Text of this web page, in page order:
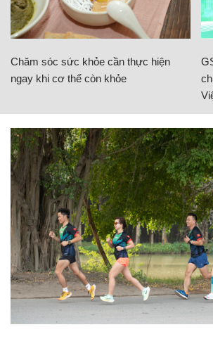
Chăm sóc sức khỏe cần thực hiện
ngay khi cơ thể còn khỏe